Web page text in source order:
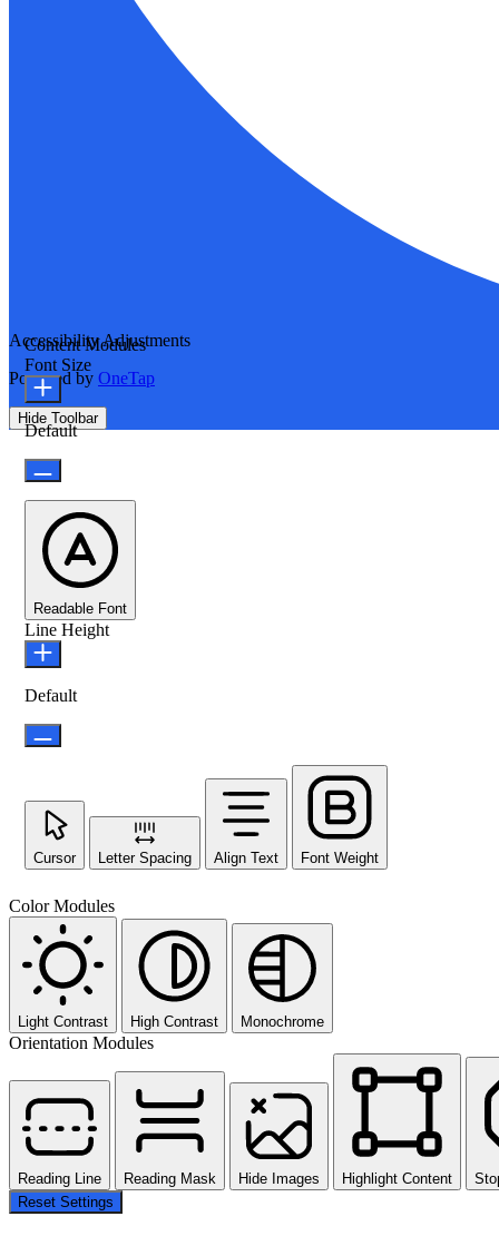
Accessibility Adjustments
Powered by OneTap
Hide Toolbar
Content Modules
Font Size
Default
Readable Font
Line Height
Default
Cursor Letter Spacing Align Text Font Weight
Color Modules
Light Contrast High Contrast Monochrome
Orientation Modules
Reading Line Reading Mask Hide Images Highlight Content
Reset Settings